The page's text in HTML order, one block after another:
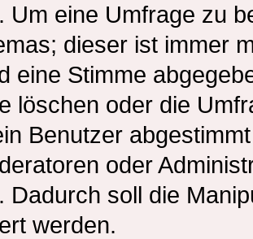
Um eine Umfrage zu
dieser ist immer
eine Stimme
löschen oder die
Benutzer
oder
Dadurch soll die
werden.